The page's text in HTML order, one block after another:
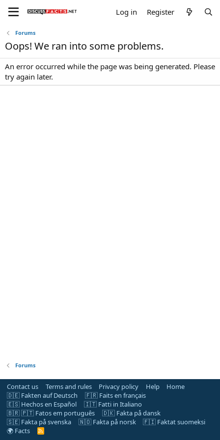
Log in Register
Forums
Oops! We ran into some problems.
An error occurred while the page was being generated. Please
try again later.
Forums
Contact us Terms and rules Privacy policy Help
Home
🇩🇪 Fakten auf Deutsch
🇫🇷 Faits en français
🇪🇸 Hechos en Español
🇮🇹 Fatti in Italiano
🇧🇷 🇵🇹 Fatos em português
🇩🇰 Fakta på dansk
🇸🇪 Fakta på svenska
🇳🇴 Fakta på norsk
🇫🇮 Faktat suomeksi
🌍 Facts
R